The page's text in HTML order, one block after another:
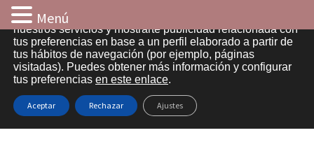
Ir
a
navegación
Ir
al
contenido
Inicio
Aviso legal
Inicio Efectos suelo Bola planeta
Menú
Utilizamos cookies propias y de terceros para analizar
nuestros servicios y mostrarte publicidad relacionada con
tus preferencias en base a un perfil elaborado a partir de
tus hábitos de navegación (por ejemplo, páginas
visitadas). Puedes obtener más información y configurar
tus preferencias en este enlace.
Aceptar Rechazar Ajustes